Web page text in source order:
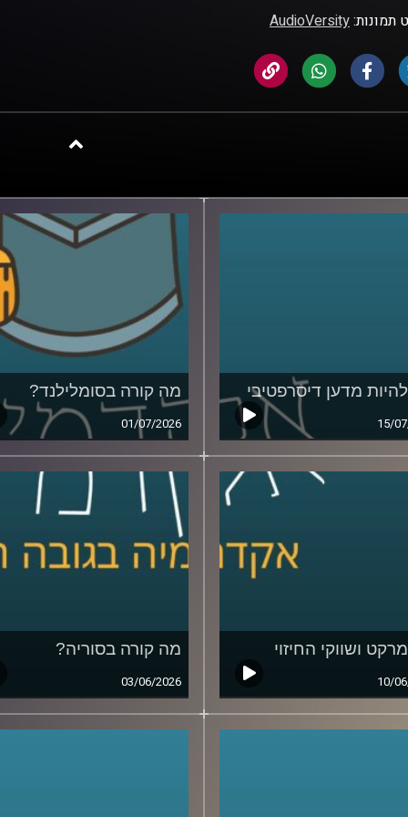
תמונות:AudioVersity
מדען דיסרפטיבי
15/
מה קורה בסומלילנד?
01/07/2026
ושווקי החיזוי
10/
מה קורה בסוריה?
03/06/2026